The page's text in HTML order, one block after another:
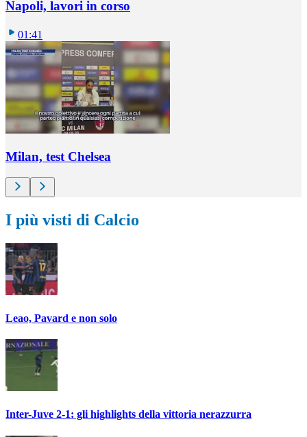
Napoli, lavori in corso
01:41
Milan, test Chelsea
I più visti di Calcio
Leao, Pavard e non solo
Inter-Juve 2-1: gli highlights della vittoria nerazzurra